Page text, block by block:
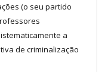
(o seu partido
a
de criminalização